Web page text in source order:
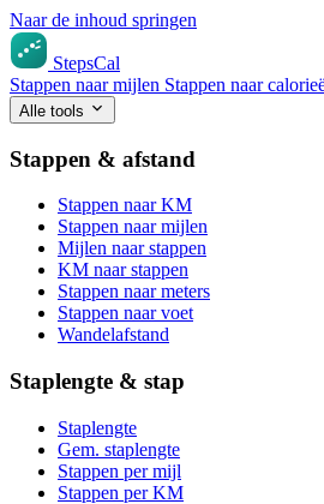
Naar de inhoud springen
StepsCal
Stappen naar mijlen Stappen naar
Alle tools
Stappen & afstand
Stappen naar KM
Stappen naar mijlen
Mijlen naar stappen
KM naar stappen
Stappen naar meters
Stappen naar voet
Wandelafstand
Staplengte & stap
Staplengte
Gem. staplengte
Stappen per mijl
Stappen per KM